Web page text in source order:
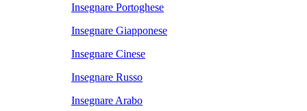
Insegnare Portoghese
Insegnare Giapponese
Insegnare Cinese
Insegnare Russo
Insegnare Arabo